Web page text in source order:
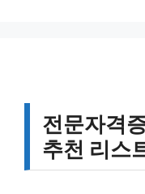
전문자격
추천 리스